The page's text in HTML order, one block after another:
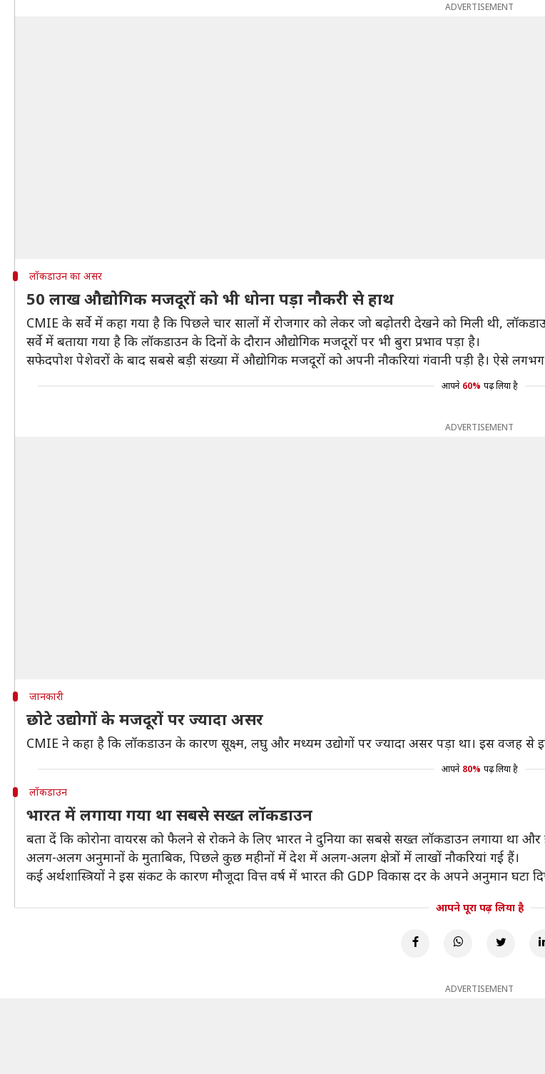
ADVERTISEMENT
लॉकडाउन का असर
50 लाख औद्योगिक मजदूरों को भी धोना पड़ा नौकरी से हाथ
CMIE के सर्वे में कहा गया है कि पिछले चार सालों में रोजगार को लेकर जो बढ़ोतरी देखने को मिली थी,
सर्वे में बताया गया है कि लॉकडाउन के दिनों के दौरान औद्योगिक मजदूरों पर भी बुरा प्रभाव पड़ा है।
सफेदपोश पेशेवरों के बाद सबसे बड़ी संख्या में औद्योगिक मजदूरों को अपनी नौकरियां गंवानी पड़ी है। ऐसे
आपने 60% पढ़ लिया है
ADVERTISEMENT
जानकारी
छोटे उद्योगों के मजदूरों पर ज्यादा असर
CMIE ने कहा है कि लॉकडाउन के कारण सूक्ष्म, लघु और मध्यम उद्योगों पर ज्यादा असर पड़ा था। इस वजह से
आपने 80% पढ़ लिया है
लॉकडाउन
भारत में लगाया गया था सबसे सख्त लॉकडाउन
बता दें कि कोरोना वायरस को फैलने से रोकने के लिए भारत ने दुनिया का सबसे सख्त लॉकडाउन लगाया था और
अलग-अलग अनुमानों के मुताबिक, पिछले कुछ महीनों में देश में अलग-अलग क्षेत्रों में लाखों नौकरियां गई हैं।
कई अर्थशास्त्रियों ने इस संकट के कारण मौजूदा वित्त वर्ष में भारत की GDP विकास दर के अपने अनुमान घटा
आपने पूरा पढ़ लिया है
ADVERTISEMENT